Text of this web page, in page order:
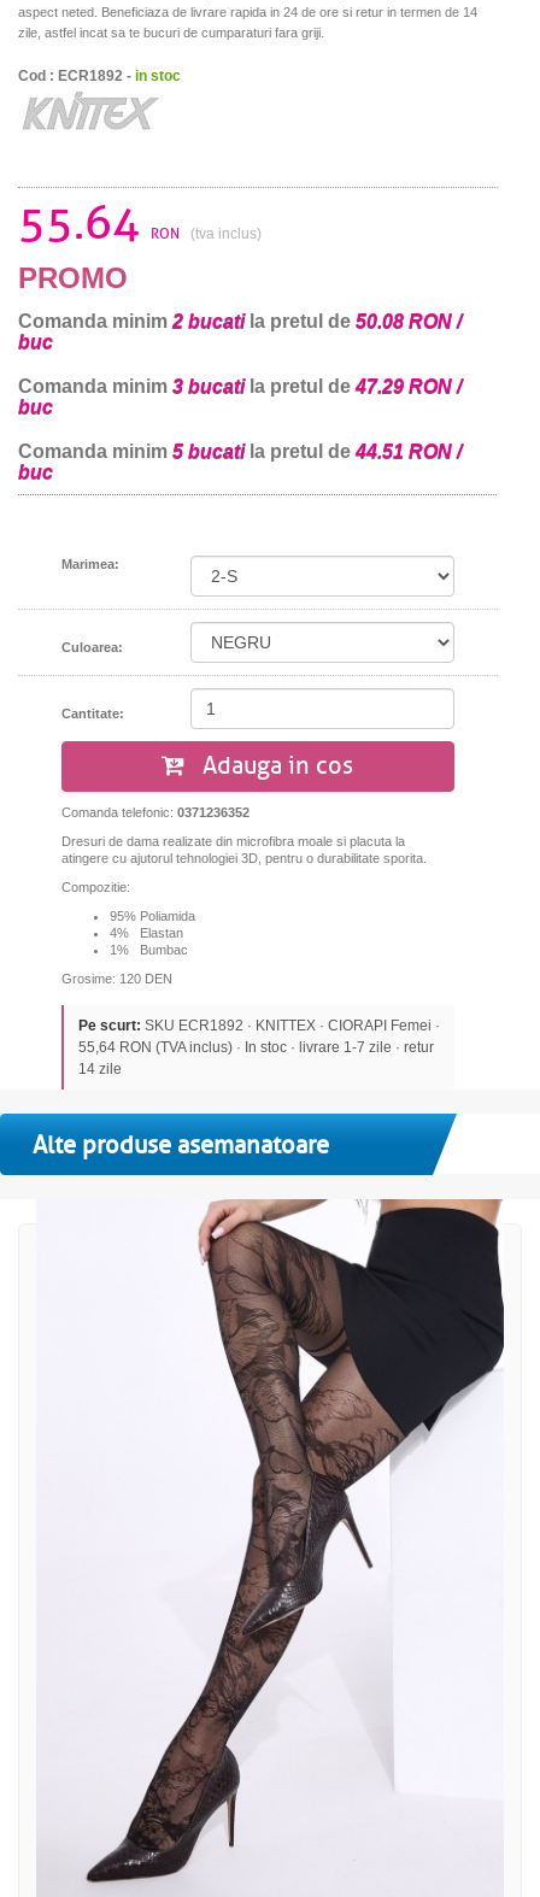
aspect neted. Beneficiaza de livrare rapida in 24 de ore si retur in termen de 14
zile, astfel incat sa te bucuri de cumparaturi fara griji.
Cod : ECR1892 - in stoc
55.64 RON (tva inclus)
PROMO
Comanda minim 2 bucatila pretul de 50.08 RON /
buc
Comanda minim 3 bucatila pretul de47.29 RON /
buc
Comanda minim 5 bucatila pretul de44.51 RON /
buc
Marimea:
Culoarea:
Cantitate:
Adauga in cos
Comanda telefonic: 0371236352
Dresuri de dama realizate din microfibra moale si placuta la
atingere cu ajutorul tehnologiei 3D, pentru o durabilitate sporita.
Compozitie:
95% Poliamida
4%
Elastan
1% Bumbac
Grosime: 120 DEN
Pe scurt: SKU ECR1892 · KNITTEX · CIORAPI Femei ·
55,64 RON (TVA inclus) · In stoc · livrare 1-7 zile · retur
14 zile
Alte produse asemanatoare